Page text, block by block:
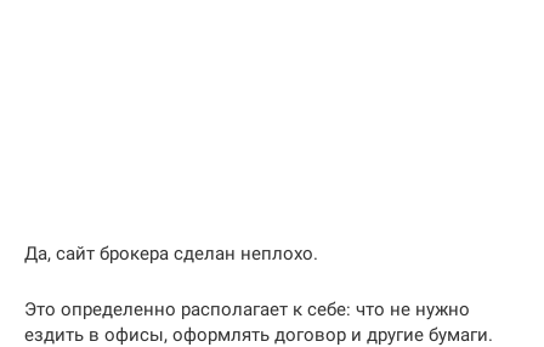
Да, сайт брокера сделан неплохо.
Это определенно располагает к себе: что не нужно
ездить в офисы, оформлять договор и другие бумаги.